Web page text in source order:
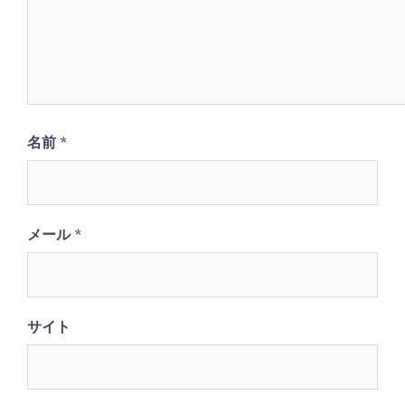
名前 *
メール *
サイト